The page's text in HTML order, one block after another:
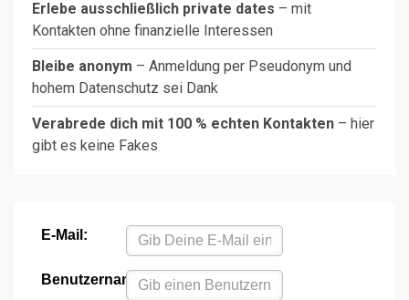
Erlebe ausschließlich private dates – mit
Kontakten ohne finanzielle Interessen
Bleibe anonym – Anmeldung per Pseudonym und
hohem Datenschutz sei Dank
Verabrede dich mit 100 % echten Kontakten – hier
gibt es keine Fakes